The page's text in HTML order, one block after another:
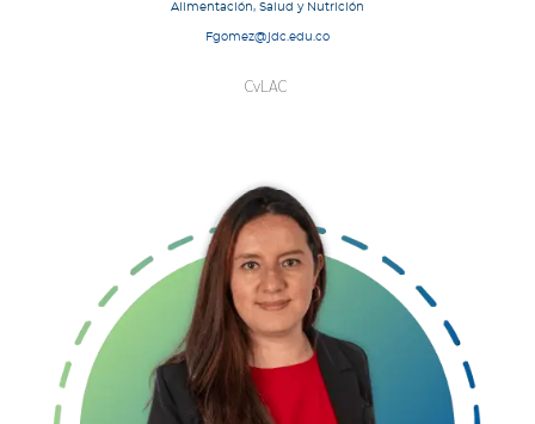
Alimentación, Salud y Nutrición
Fgomez@jdc.edu.co
CvLAC